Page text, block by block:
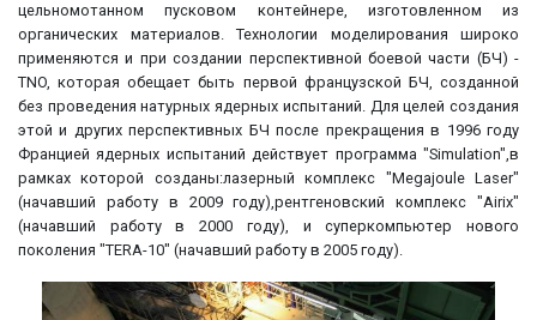
цельномотанном пусковом контейнере, изготовленном из
органических материалов. Технологии моделирования широко
применяются и при создании перспективной боевой части (БЧ) -
TNO, которая обещает быть первой французской БЧ, созданной
без проведения натурных ядерных испытаний. Для целей создания
этой и других перспективных БЧ после прекращения в 1996 году
Францией ядерных испытаний действует программа "Simulation",в
рамках которой созданы:лазерный комплекс "Megajoule Laser"
(начавший работу в 2009 году),рентгеновский комплекс "Airix"
(начавший работу в 2000 году), и суперкомпьютер нового
поколения "TERA-10" (начавший работу в 2005 году).